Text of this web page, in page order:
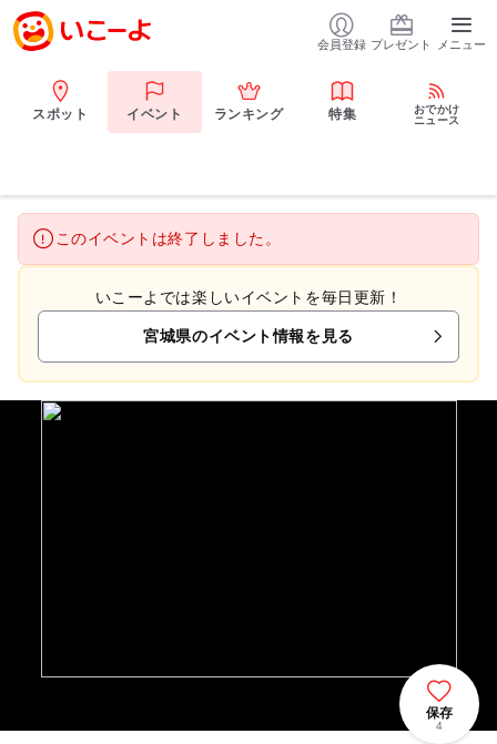
会員登録 プレゼント メニュー
スポット イベント ランキング 特集
おでかけ
ニュース
このイベントは終了しました。
いこーよでは楽しいイベントを毎日更新！
宮城県のイベント情報を見る
保存
4